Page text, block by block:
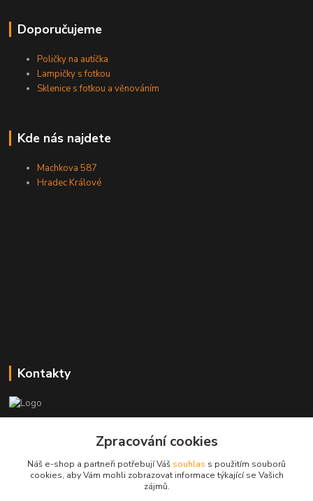
Doporučujeme
Poličky na autíčka
Lampičky s fotkou
Sklenice s fotkou a věnováním
Kde nás najdete
Machkova 587
Hradec Králové
Kontakty
+420773237626
popisekhk@gmail.com
Zpracování cookies
Náš e-shop a partneři potřebují Váš souhlas s použitím souborů
cookies, aby Vám mohli zobrazovat informace týkající se Vašich
zájmů.